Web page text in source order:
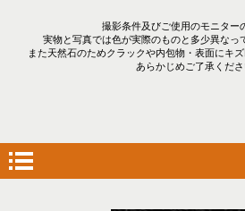
撮影条件及びご使用のモニター
実物と写真では色が実際のものと多少異なっ
また天然石のためクラックや内包物・表面にキ
あらかじめご了承くださ